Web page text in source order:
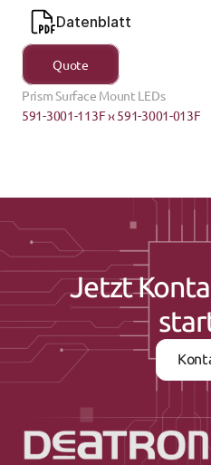
Datenblatt
Quote
Prism Surface Mount LEDs
591-3001-113F ›‹ 591-3001-013F
Jetzt